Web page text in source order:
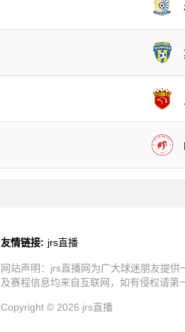
友情链接: jrs直播
网站声明：jrs直播网为广大球迷朋友提
及赛程信息均来自互联网，如有侵权请第
Copyright © 2026 jrs直播